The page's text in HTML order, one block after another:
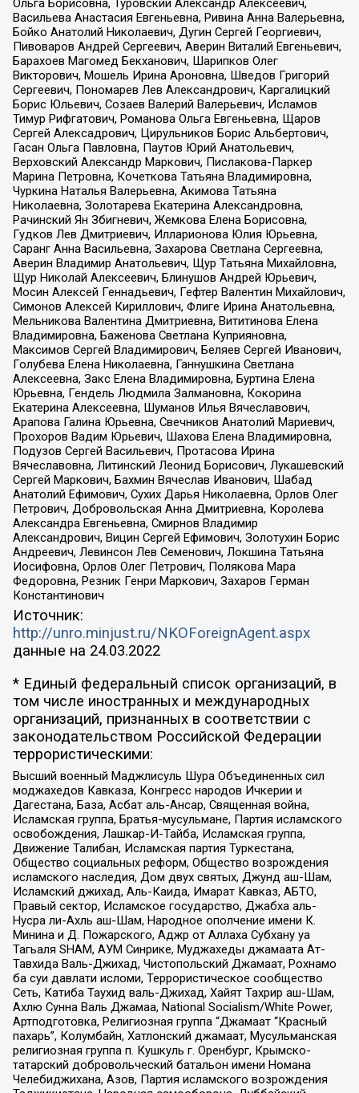
Ольга Борисовна, Туровский Александр Алексеевич,
Васильева Анастасия Евгеньевна, Ривина Анна Валерьевна,
Бойко Анатолий Николаевич, Дугин Сергей Георгиевич,
Пивоваров Андрей Сергеевич, Аверин Виталий Евгеньевич,
Барахоев Магомед Бекханович, Шарипков Олег
Викторович, Мошель Ирина Ароновна, Шведов Григорий
Сергеевич, Пономарев Лев Александрович, Каргалицкий
Борис Юльевич, Созаев Валерий Валерьевич, Исламов
Тимур Рифгатович, Романова Ольга Евгеньевна, Щаров
Сергей Алексадрович, Цирульников Борис Альбертович,
Гасан Ольга Павловна, Паутов Юрий Анатольевич,
Верховский Александр Маркович, Пислакова-Паркер
Марина Петровна, Кочеткова Татьяна Владимировна,
Чуркина Наталья Валерьевна, Акимова Татьяна
Николаевна, Золотарева Екатерина Александровна,
Рачинский Ян Збигневич, Жемкова Елена Борисовна,
Гудков Лев Дмитриевич, Илларионова Юлия Юрьевна,
Саранг Анна Васильевна, Захарова Светлана Сергеевна,
Аверин Владимир Анатольевич, Щур Татьяна Михайловна,
Щур Николай Алексеевич, Блинушов Андрей Юрьевич,
Мосин Алексей Геннадьевич, Гефтер Валентин Михайлович,
Симонов Алексей Кириллович, Флиге Ирина Анатольевна,
Мельникова Валентина Дмитриевна, Вититинова Елена
Владимировна, Баженова Светлана Куприяновна,
Максимов Сергей Владимирович, Беляев Сергей Иванович,
Голубева Елена Николаевна, Ганнушкина Светлана
Алексеевна, Закс Елена Владимировна, Буртина Елена
Юрьевна, Гендель Людмила Залмановна, Кокорина
Екатерина Алексеевна, Шуманов Илья Вячеславович,
Арапова Галина Юрьевна, Свечников Анатолий Мариевич,
Прохоров Вадим Юрьевич, Шахова Елена Владимировна,
Подузов Сергей Васильевич, Протасова Ирина
Вячеславовна, Литинский Леонид Борисович, Лукашевский
Сергей Маркович, Бахмин Вячеслав Иванович, Шабад
Анатолий Ефимович, Сухих Дарья Николаевна, Орлов Олег
Петрович, Добровольская Анна Дмитриевна, Королева
Александра Евгеньевна, Смирнов Владимир
Александрович, Вицин Сергей Ефимович, Золотухин Борис
Андреевич, Левинсон Лев Семенович, Локшина Татьяна
Иосифовна, Орлов Олег Петрович, Полякова Мара
Федоровна, Резник Генри Маркович, Захаров Герман
Константинович
Источник:
http://unro.minjust.ru/NKOForeignAgent.aspx
данные на 24.03.2022
* Единый федеральный список организаций, в
том числе иностранных и международных
организаций, признанных в соответствии с
законодательством Российской Федерации
террористическими:
Высший военный Маджлисуль Шура Объединенных сил
моджахедов Кавказа, Конгресс народов Ичкерии и
Дагестана, База, Асбат аль-Ансар, Священная война,
Исламская группа, Братья-мусульмане, Партия исламского
освобождения, Лашкар-И-Тайба, Исламская группа,
Движение Талибан, Исламская партия Туркестана,
Общество социальных реформ, Общество возрождения
исламского наследия, Дом двух святых, Джунд аш-Шам,
Исламский джихад, Аль-Каида, Имарат Кавказ, АБТО,
Правый сектор, Исламское государство, Джабха аль-
Нусра ли-Ахль аш-Шам, Народное ополчение имени К.
Минина и Д. Пожарского, Аджр от Аллаха Субхану уа
Тагьаля SHAM, АУМ Синрике, Муджахеды джамаата Ат-
Тавхида Валь-Джихад, Чистопольский Джамаат, Рохнамо
ба суи давлати исломи, Террористическое сообщество
Сеть, Катиба Таухид валь-Джихад, Хайят Тахрир аш-Шам,
Ахлю Сунна Валь Джамаа, National Socialism/White Power,
Артподготовка, Религиозная группа “Джамаат “Красный
пахарь”, Колумбайн, Хатлонский джамаат, Мусульманская
религиозная группа п. Кушкуль г. Оренбург, Крымско-
татарский добровольческий батальон имени Номана
Челебиджихана, Азов, Партия исламского возрождения